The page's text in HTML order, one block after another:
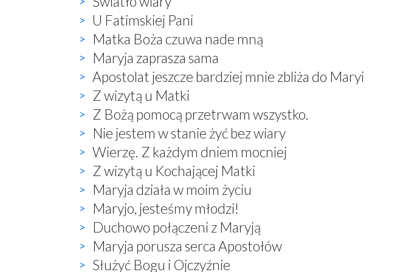
U Fatimskiej Pani
Matka Boża czuwa nade mną
Maryja zaprasza sama
Apostolat jeszcze bardziej mnie zbliża do Maryi
Z wizytą u Matki
Z Bożą pomocą przetrwam wszystko.
Nie jestem w stanie żyć bez wiary
Wierzę. Z każdym dniem mocniej
Z wizytą u Kochającej Matki
Maryja działa w moim życiu
Maryjo, jesteśmy młodzi!
Duchowo połączeni z Maryją
Maryja porusza serca Apostołów
Służyć Bogu i Ojczyźnie